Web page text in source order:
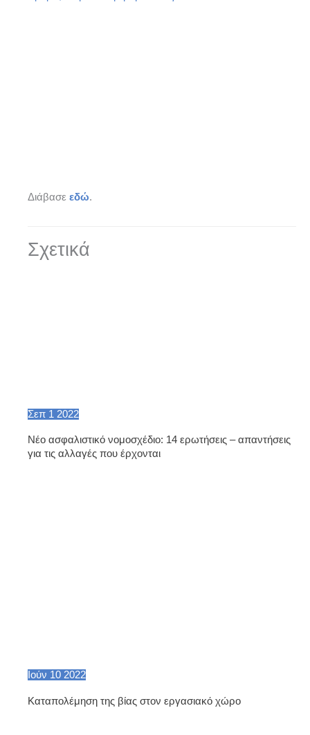
Διάβασε εδώ.
Σχετικά
Σεπ 1 2022
Nέο ασφαλιστικό νομοσχέδιο: 14 ερωτήσεις – απαντήσεις
για τις αλλαγές που έρχονται
Ιούν 10 2022
Καταπολέμηση της βίας στον εργασιακό χώρο